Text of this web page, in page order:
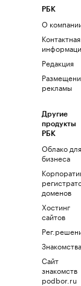
РБК
О
Контактная
Редакция
рекламы
Другие
продукты
РБК
Облако для
бизнеса
доменов
Хостинг
сайтов
Знакомства
Сайт
знакомств
podbor.ru